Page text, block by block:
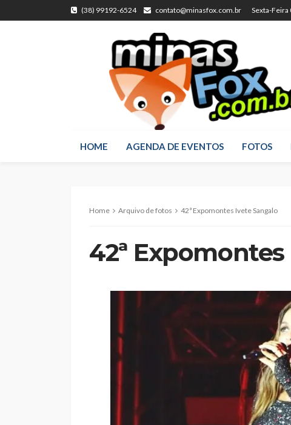
(38) 99192-6524 contato@minasfox.com.br Sexta-Feira
HOME AGENDA DE EVENTOS FOTOS
Home Arquivo de fotos 42ª Expomontes Ivete Sangalo
42ª